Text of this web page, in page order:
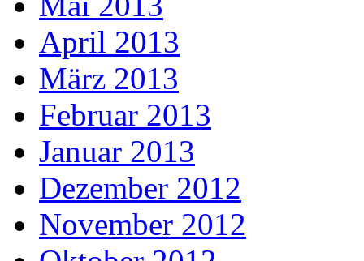
April 2013
März 2013
Februar 2013
Januar 2013
Dezember 2012
November 2012